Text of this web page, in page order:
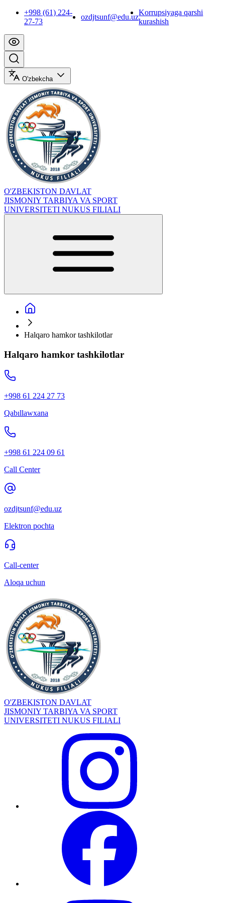
+998 (61) 224-
27-73
ozdjtsunf@edu.uz
Korrupsiyaga qarshi
kurashish
O'zbekcha
O'ZBEKISTON DAVLAT
JISMONIY TARBIYA VA SPORT
UNIVERSITETI NUKUS FILIALI
Halqaro hamkor tashkilotlar
Halqaro hamkor tashkilotlar
+998 61 224 27 73
Qabıllawxana
+998 61 224 09 61
Call Center
ozdjtsunf@edu.uz
Elektron pochta
Call-center
Aloqa uchun
O'ZBEKISTON DAVLAT
JISMONIY TARBIYA VA SPORT
UNIVERSITETI NUKUS FILIALI